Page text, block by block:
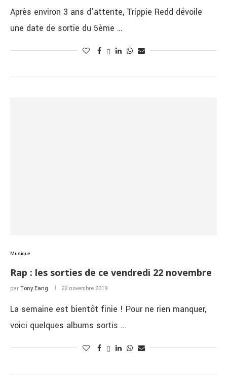
Après environ 3 ans d’attente, Trippie Redd dévoile
une date de sortie du 5ème …
Musique
Rap : les sorties de ce vendredi 22 novembre
par Tony Eang 22 novembre 2019
La semaine est bientôt finie ! Pour ne rien manquer,
voici quelques albums sortis …